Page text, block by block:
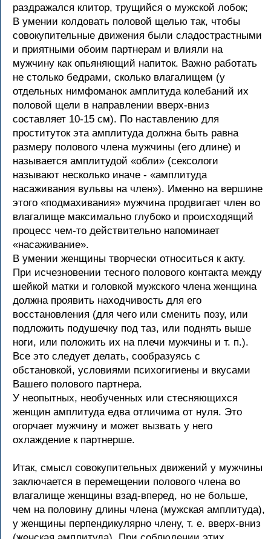
раздражался клитор, трущийся о мужской лобок;
В умении колдовать половой щелью так, чтобы
совокупительные движения были сладострастными
и приятными обоим партнерам и влияли на
мужчину как опьяняющий напиток. Важно работать
не столько бедрами, сколько влагалищем (у
отдельных нимфоманок амплитуда колебаний их
половой щели в направлении вверх-вниз
составляет 10-15 см). По наставлению для
проституток эта амплитуда должна быть равна
размеру полового члена мужчины (его длине) и
называется амплитудой «обли» (сексологи
называют несколько иначе - «амплитуда
насаживания вульвы на член»). Именно на вершине
этого «подмахивания» мужчина продвигает член во
влагалище максимально глубоко и происходящий
процесс чем-то действительно напоминает
«насаживание».
В умении женщины творчески относиться к акту.
При исчезновении тесного полового контакта между
шейкой матки и головкой мужского члена женщина
должна проявить находчивость для его
восстановления (для чего или сменить позу, или
подложить подушечку под таз, или поднять выше
ноги, или положить их на плечи мужчины и т. п.).
Все это следует делать, сообразуясь с
обстановкой, условиями психогигиены и вкусами
Вашего полового партнера.
У неопытных, необученных или стесняющихся
женщин амплитуда едва отличима от нуля. Это
огорчает мужчину и может вызвать у него
охлаждение к партнерше.
Итак, смысл совокупительных движений у мужчины
заключается в перемещении полового члена во
влагалище женщины взад-вперед, но не больше,
чем на половину длины члена (мужская амплитуда),
у женщины перпендикулярно члену, т. е. вверх-вниз